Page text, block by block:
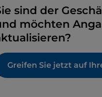
sind der
möchten